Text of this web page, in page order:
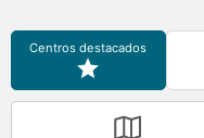
Centros destacados